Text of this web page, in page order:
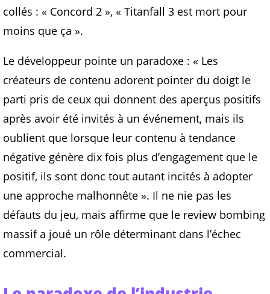
collés : « Concord 2 », « Titanfall 3 est mort pour
moins que ça ».
Le développeur pointe un paradoxe : « Les
créateurs de contenu adorent pointer du doigt le
parti pris de ceux qui donnent des aperçus positifs
après avoir été invités à un événement, mais ils
oublient que lorsque leur contenu à tendance
négative génère dix fois plus d’engagement que le
positif, ils sont donc tout autant incités à adopter
une approche malhonnête ». Il ne nie pas les
défauts du jeu, mais affirme que le review bombing
massif a joué un rôle déterminant dans l’échec
commercial.